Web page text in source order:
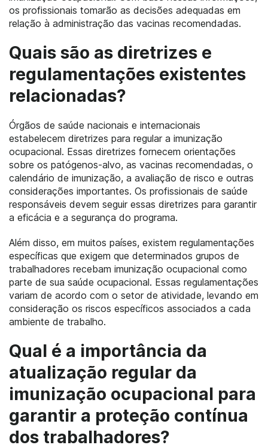
os profissionais tomarão as decisões adequadas em
relação à administração das vacinas recomendadas.
Quais são as diretrizes e
regulamentações existentes
relacionadas?
Órgãos de saúde nacionais e internacionais
estabelecem diretrizes para regular a imunização
ocupacional. Essas diretrizes fornecem orientações
sobre os patógenos-alvo, as vacinas recomendadas, o
calendário de imunização, a avaliação de risco e outras
considerações importantes. Os profissionais de saúde
responsáveis devem seguir essas diretrizes para garantir
a eficácia e a segurança do programa.
Além disso, em muitos países, existem regulamentações
específicas que exigem que determinados grupos de
trabalhadores recebam imunização ocupacional como
parte de sua saúde ocupacional. Essas regulamentações
variam de acordo com o setor de atividade, levando em
consideração os riscos específicos associados a cada
ambiente de trabalho.
Qual é a importância da
atualização regular da
imunização ocupacional para
garantir a proteção contínua
dos trabalhadores?